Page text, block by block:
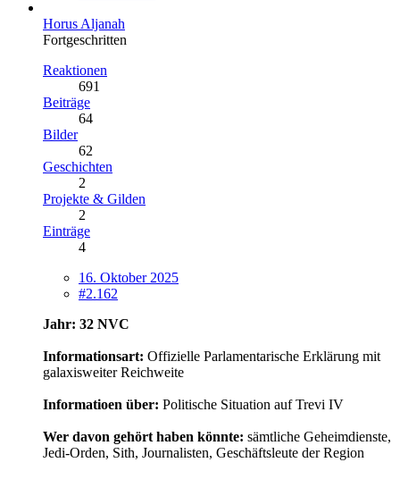
Horus Aljanah
Fortgeschritten
Reaktionen
691
Beiträge
64
Bilder
62
Geschichten
2
Projekte & Gilden
2
Einträge
4
16. Oktober 2025
#2.162
Jahr: 32 NVC
Informationsart: Offizielle Parlamentarische Erklärung mit
galaxisweiter Reichweite
Informatioen über: Politische Situation auf Trevi IV
Wer davon gehört haben könnte: sämtliche Geheimdienste,
Jedi-Orden, Sith, Journalisten, Geschäftsleute der Region